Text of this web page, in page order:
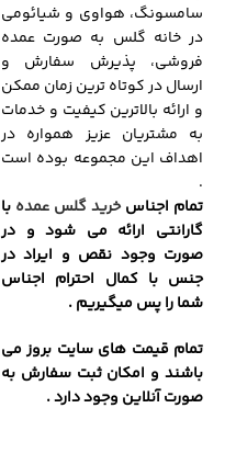
سامسونگ، هواوی و شیائومی
در خانه گلس به صورت عمده
فروشی، پذیرش سفارش و
ارسال در کوتاه ترین زمان ممکن
و ارائه بالاترین کیفیت و خدمات
به مشتریان عزیز همواره در
اهداف این مجموعه بوده است
.
تمام اجناسخرید گلس عمده با
گارانتی ارائه می شود و در
صورت وجود نقص و ایراد در
جنس با کمال احترام اجناس
شما را پس میگیریم .
تمام قیمت های سایت بروز می
باشند و امکان ثبت سفارش به
صورت آنلاین وجود دارد .